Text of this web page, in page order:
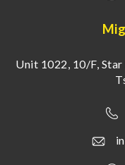
Unit 1022, 10/F, Star